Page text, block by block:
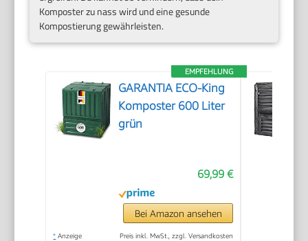
Komposter zu nass wird und eine gesunde
Kompostierung gewährleisten.
EMPFEHLUNG
GARANTIA ECO-King
Komposter 600 Liter
grün
69,99 €
Bei Amazon ansehen
* Anzeige Preis inkl. MwSt., zzgl. Versandkosten